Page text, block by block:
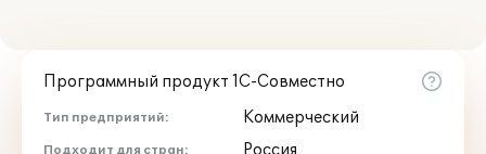
Программный продукт 1С-Совместно
Тип предприятий: Коммерческий
Подходит для стран: Россия